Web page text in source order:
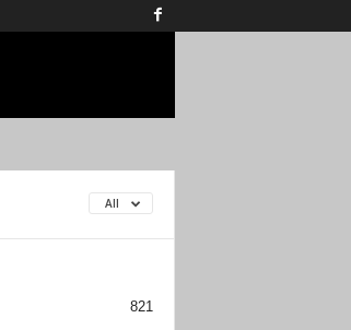
All
821